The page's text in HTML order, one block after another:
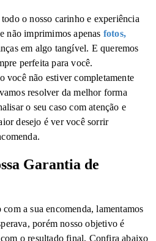
o nosso carinho e experiência
não imprimimos apenas fotos,
em algo tangível. E queremos
perfeita para você.
você não estiver completamente
resolver da melhor forma
o seu caso com atenção e
desejo é ver você sorrir
Garantia de
a sua encomenda, lamentamos
porém nosso objetivo é
o resultado final. Confira abaixo